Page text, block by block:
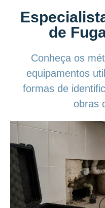
de
Conheça os
equipamentos
formas de
obras